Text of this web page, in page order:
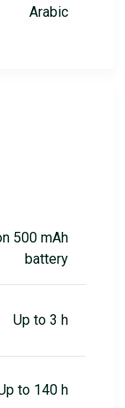
Arabic
500 mAh
battery
Up to 3 h
to 140 h